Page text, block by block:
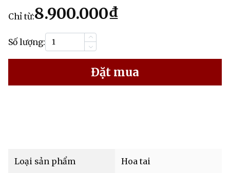
Chỉ từ:8.900.000₫
Số lượng:
Đặt mua
Loại sản phẩm Hoa tai